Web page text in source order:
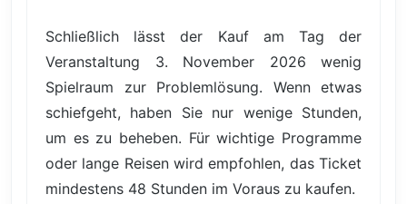
Schließlich lässt der Kauf am Tag der
Veranstaltung 3. November 2026 wenig
Spielraum zur Problemlösung. Wenn etwas
schiefgeht, haben Sie nur wenige Stunden,
um es zu beheben. Für wichtige Programme
oder lange Reisen wird empfohlen, das Ticket
mindestens 48 Stunden im Voraus zu kaufen.